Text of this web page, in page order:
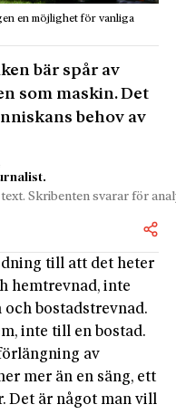
en möjlighet för vanliga
bär spår av
som maskin. Det
behov av
Skribenten svarar för
till att det heter
hemtrevnad, inte
och bostadstrevnad.
inte till en bostad.
av
mer än en säng, ett
Det är något man vill